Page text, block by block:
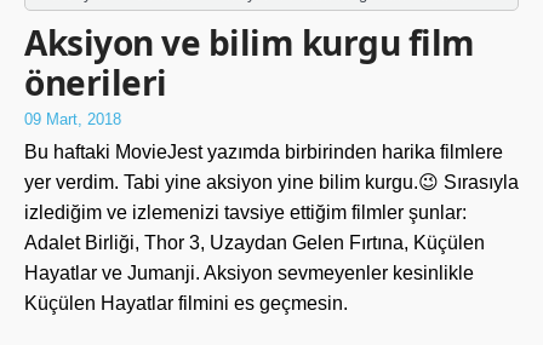
Aksiyon ve bilim kurgu film
önerileri
09 Mart, 2018
Bu haftaki MovieJest yazımda birbirinden harika filmlere
yer verdim. Tabi yine aksiyon yine bilim kurgu.😉 Sırasıyla
izlediğim ve izlemenizi tavsiye ettiğim filmler şunlar:
Adalet Birliği, Thor 3, Uzaydan Gelen Fırtına, Küçülen
Hayatlar ve Jumanji. Aksiyon sevmeyenler kesinlikle
Küçülen Hayatlar filmini es geçmesin.